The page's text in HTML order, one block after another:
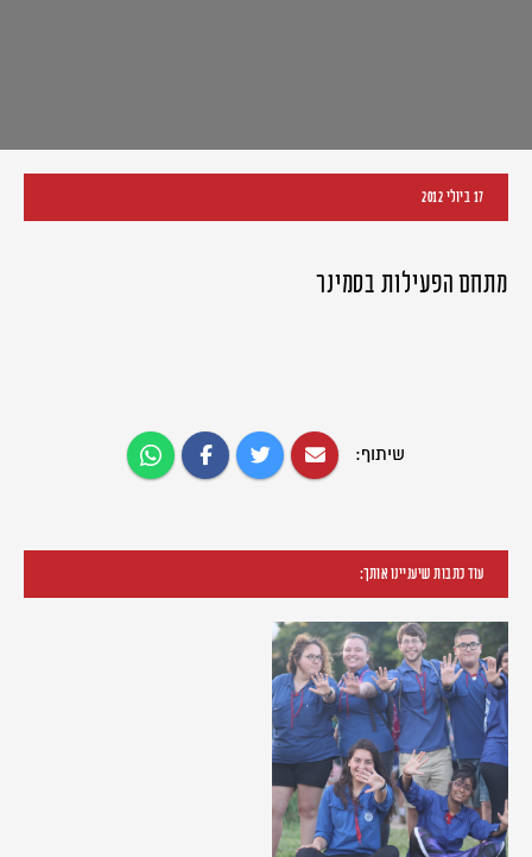
17 ביולי 2012
מתחם הפעילות בסמינר
שיתוף:
עוד כתבות שיעניינו אותך: